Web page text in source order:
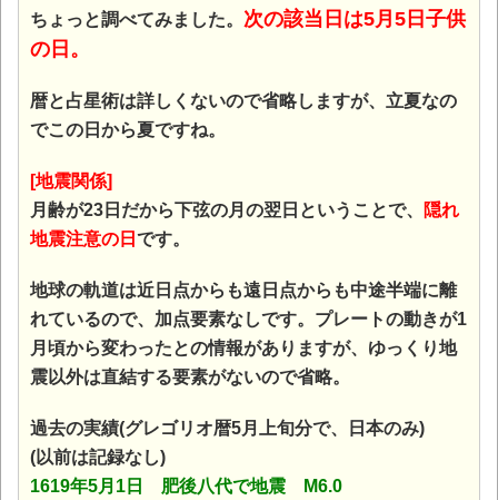
ちょっと調べてみました。 次の該当日は5月5日子供
の日。
暦と占星術は詳しくないので省略しますが、立夏なの
でこの日から夏ですね。
[地震関係]
月齢が23日だから下弦の月の翌日ということで、
隠れ
地震注意の日 です。
地球の軌道は近日点からも遠日点からも中途半端に離
れているので、加点要素なしです。プレートの動きが1
月頃から変わったとの情報がありますが、ゆっくり地
震以外は直結する要素がないので省略。
過去の実績(グレゴリオ暦5月上旬分で、日本のみ)
(以前は記録なし)
1619年5月1日 肥後八代で地震 M6.0